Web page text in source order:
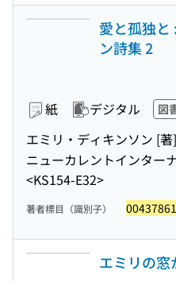
愛と孤独と
ン詩集 2
紙 デジタル 図
エミリ・ディキンソン [
ニューカレントインター
<KS154-E32>
著者標目（識別子） 00437861
エミリの窓